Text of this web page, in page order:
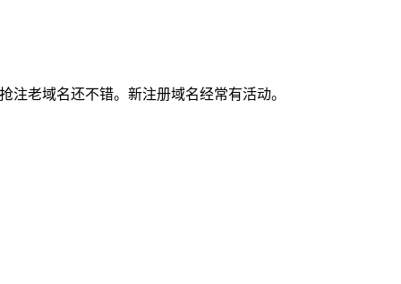
老域名还不错。新注册域名经常有活动。